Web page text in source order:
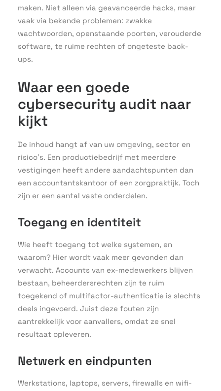
maken. Niet alleen via geavanceerde hacks, maar
vaak via bekende problemen: zwakke
wachtwoorden, openstaande poorten, verouderde
software, te ruime rechten of ongeteste back-
ups.
Waar een goede
cybersecurity audit naar
kijkt
De inhoud hangt af van uw omgeving, sector en
risico’s. Een productiebedrijf met meerdere
vestigingen heeft andere aandachtspunten dan
een accountantskantoor of een zorgpraktijk. Toch
zijn er een aantal vaste onderdelen.
Toegang en identiteit
Wie heeft toegang tot welke systemen, en
waarom? Hier wordt vaak meer gevonden dan
verwacht. Accounts van ex-medewerkers blijven
bestaan, beheerdersrechten zijn te ruim
toegekend of multifactor-authenticatie is slechts
deels ingevoerd. Juist deze fouten zijn
aantrekkelijk voor aanvallers, omdat ze snel
resultaat opleveren.
Netwerk en eindpunten
Werkstations, laptops, servers, firewalls en wifi-